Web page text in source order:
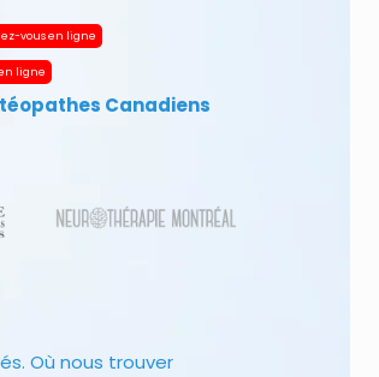
vous en ligne
ligne
Canadiens
Où nous trouver